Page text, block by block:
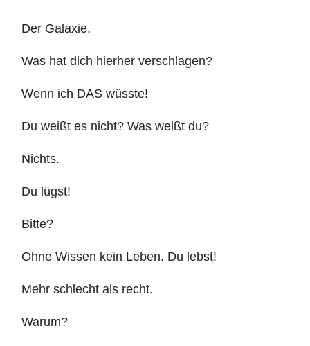
Der Galaxie.
Was hat dich hierher verschlagen?
Wenn ich DAS wüsste!
Du weißt es nicht? Was weißt du?
Nichts.
Du lügst!
Bitte?
Ohne Wissen kein Leben. Du lebst!
Mehr schlecht als recht.
Warum?